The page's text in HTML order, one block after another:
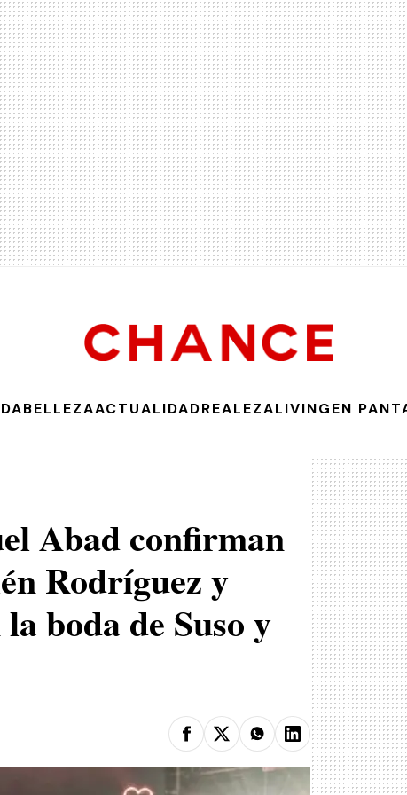
BELLEZAACTUALIDADREALEZALIVINGEN
Abad confirman
Rodríguez y
boda de Suso y